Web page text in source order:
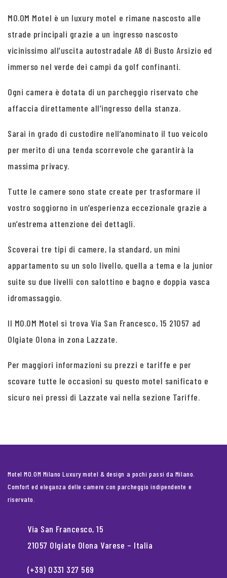
MO.OM Motel è un luxury motel e rimane nascosto alle
strade principali grazie a un ingresso nascosto
vicinissimo all’uscita autostradale A8 di Busto Arsizio ed
immerso nel verde dei campi da golf confinanti.
Ogni camera è dotata di un parcheggio riservato che
affaccia direttamente all’ingresso della stanza.
Sarai in grado di custodire nell’anominato il tuo veicolo
per merito di una tenda scorrevole che garantirà la
massima privacy.
Tutte le camere sono state create per trasformare il
vostro soggiorno in un’esperienza eccezionale grazie a
un’estrema attenzione dei dettagli.
Scoverai tre tipi di camere, la standard, un mini
appartamento su un solo livello, quella a tema e la junior
suite su due livelli con salottino e bagno e doppia vasca
idromassaggio.
Il MO.OM Motel si trova Via San Francesco, 15 21057 ad
Olgiate Olona in zona Lazzate.
Per maggiori informazioni su prezzi e tariffe e per
scovare tutte le occasioni su questo motel sanificato e
sicuro nei pressi di Lazzate vai nella sezione Tariffe.
Motel MO.OM Milano Luxury motel & design a pochi passi da Milano.
Comfort ed eleganza delle camere con parcheggio indipendente e
riservato.
Via San Francesco, 15
21057 Olgiate Olona Varese – Italia
(+39) 0331 327 569